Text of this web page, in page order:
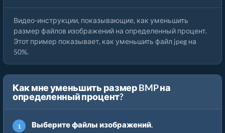
Видео-инструкции, показывающие, как уменьшить
размер файлов изображений на определенный процент.
Этот пример показывает, как уменьшить файл jpeg на
50%.
Как мне уменьшить размер BMP на
определенный процент?
Выберите файлы изображений.